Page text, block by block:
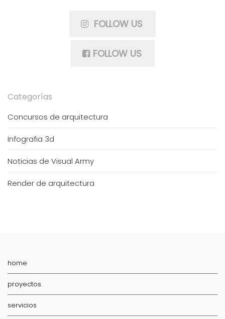
FOLLOW US
FOLLOW US
Categorías
Concursos de arquitectura
Infografia 3d
Noticias de Visual Army
Render de arquitectura
home
proyectos
servicios